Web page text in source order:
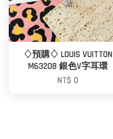
♢預購♢ LOUIS VUITTON
M63208 銀色V字耳環
NT$ 0